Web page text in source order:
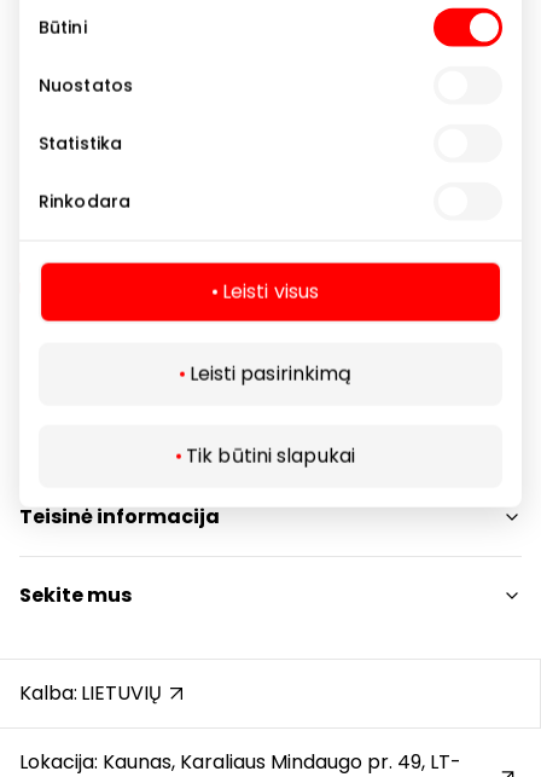
pasirinkimas
Būtini
Nuostatos
Statistika
Rinkodara
Leisti visus
Leisti pasirinkimą
Tik būtini slapukai
Draugiški gyvūnams
Kontaktai
Akcijos
Karjera
Teisinė informacija
Prekybos centro taisyklės
Slapukų politika
Dovanų kortelės bendrosios taisyklės
Automobilių stovėjimo aikštelės taisyklės
Sekite mus
Facebook
YouTube
Kalba: LIETUVIŲ
Lokacija: Kaunas, Karaliaus Mindaugo pr. 49, LT-